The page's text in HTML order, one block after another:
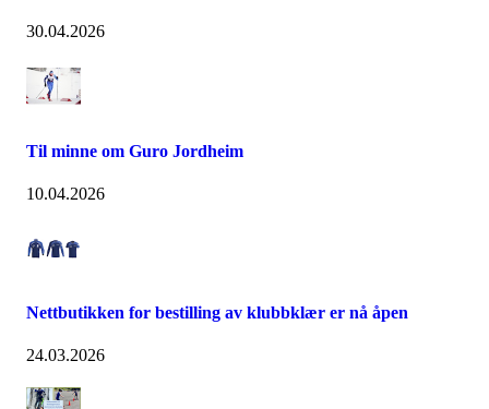
30.04.2026
Til minne om Guro Jordheim
10.04.2026
Nettbutikken for bestilling av klubbklær er nå åpen
24.03.2026